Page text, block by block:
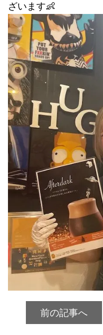
ざいます👶
前の記事へ